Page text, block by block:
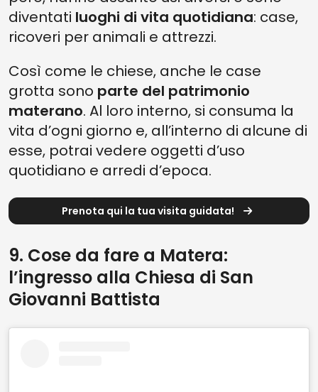
diventati luoghi di vita quotidiana: case,
ricoveri per animali e attrezzi.
Così come le chiese, anche le case
grotta sono parte del patrimonio
materano. Al loro interno, si consuma la
vita d’ogni giorno e, all’interno di alcune di
esse, potrai vedere oggetti d’uso
quotidiano e arredi d’epoca.
Prenota qui la tua visita guidata!
9. Cose da fare a Matera:
l’ingresso alla Chiesa di San
Giovanni Battista